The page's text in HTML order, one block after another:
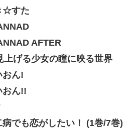
☆すた
AFTER
げる少女の瞳に映る世界
ん!
ん!!
でも恋がしたい！ (1巻/7巻)